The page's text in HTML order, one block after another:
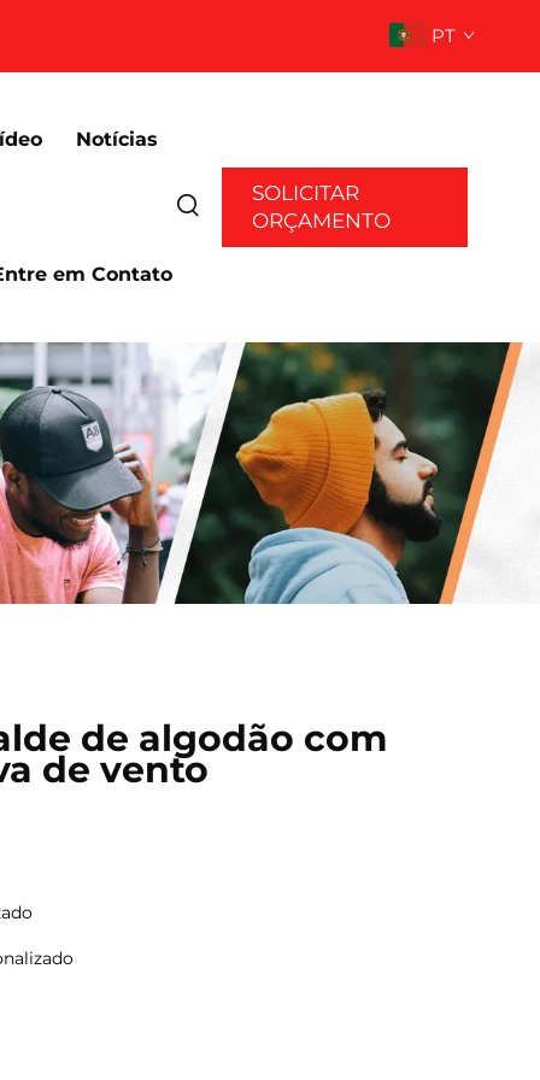
PT
Notícias
em Contato
SOLICITAR
ORÇAMENTO
de algodão com
de vento